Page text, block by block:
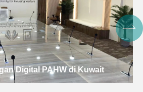
Digital PAHW di Kuwait